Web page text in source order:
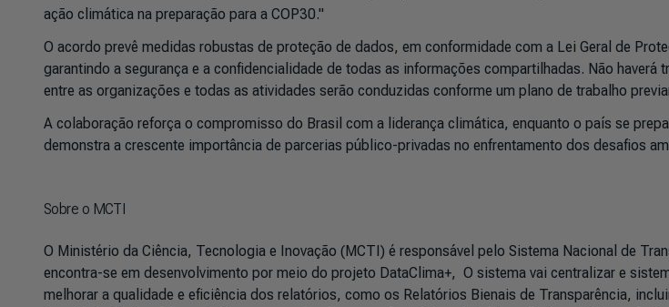
ação climática na preparação para a COP30."
O acordo prevê medidas robustas de proteção de dados, em conformidade com a Lei Geral de
garantindo a segurança e a confidencialidade de todas as informações compartilhadas. Não haverá
entre as organizações e todas as atividades serão conduzidas conforme um plano de trabalho
A colaboração reforça o compromisso do Brasil com a liderança climática, enquanto o país se
demonstra a crescente importância de parcerias público-privadas no enfrentamento dos desafios
Sobre o MCTI
O Ministério da Ciência, Tecnologia e Inovação (MCTI) é responsável pelo Sistema Nacional de
encontra-se em desenvolvimento por meio do projeto DataClima+, O sistema vai centralizar e
melhorar a qualidade e eficiência dos relatórios, como os Relatórios Bienais de Transparência,